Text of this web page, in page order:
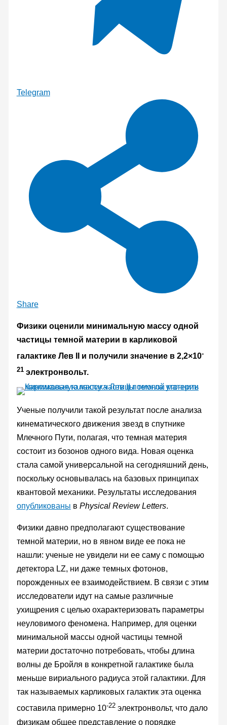
Telegram
Share
Физики оценили минимальную массу одной
частицы темной материи в карликовой
галактике Лев II и получили значение в 2,2×10-
21электронвольт.
Ученые получили такой результат после анализа
кинематического движения звезд в спутнике
Млечного Пути, полагая, что темная материя
состоит из бозонов одного вида. Новая оценка
стала самой универсальной на сегодняшний день,
поскольку основывалась на базовых принципах
квантовой механики. Результаты исследования
опубликованы в Physical Review Letters.
Физики давно предполагают существование
темной материи, но в явном виде ее пока не
нашли: ученые не увидели ни ее саму с помощью
детектора LZ, ни даже темных фотонов,
порожденных ее взаимодействием. В связи с этим
исследователи идут на самые различные
ухищрения с целью охарактеризовать параметры
неуловимого феномена. Например, для оценки
минимальной массы одной частицы темной
материи достаточно потребовать, чтобы длина
волны де Бройля в конкретной галактике была
меньше вириального радиуса этой галактики. Для
так называемых карликовых галактик эта оценка
составила примерно 10-22электронвольт, что дало
физикам общее представление о порядке